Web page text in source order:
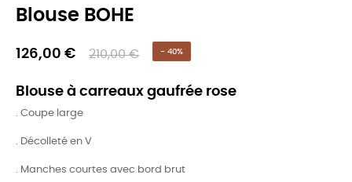
Blouse BOHE
126,00 € 210,00 € - 40%
Blouse à carreaux gaufrée rose
. Coupe large
. Décolleté en V
. Manches courtes avec bord brut